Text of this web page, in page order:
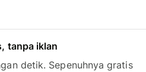
tanpa iklan
detik. Sepenuhnya gratis